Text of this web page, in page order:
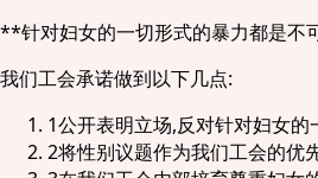
**针对妇女的一切形式的暴力都是不
我们工会承诺做到以下几点:
1公开表明立场,反对针对妇女的
2将性别议题作为我们工会的优